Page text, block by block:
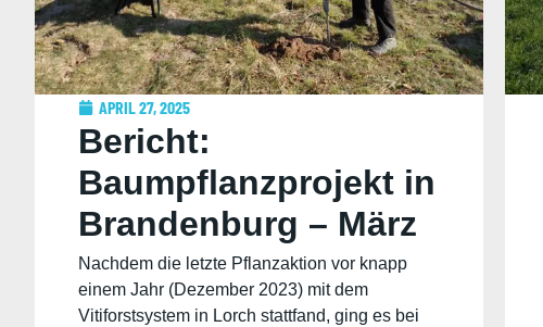
APRIL 27, 2025
Bericht:
Baumpflanzprojekt in
Brandenburg – März
2025 von Marike und
Lukas
Nachdem die letzte Pflanzaktion vor knapp
einem Jahr (Dezember 2023) mit dem
Vitiforstsystem in Lorch stattfand, ging es bei